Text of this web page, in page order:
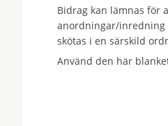
Bidrag kan lämnas för
anordningar/inredning
skötas i en särskild
Använd den här